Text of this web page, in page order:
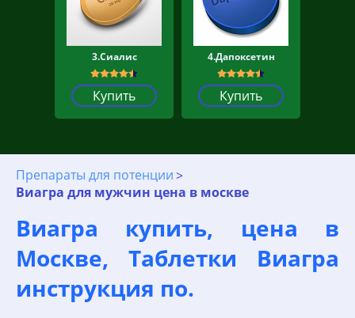
3.Сиалис
Купить
4.Дапоксетин
Купить
Препараты для потенции
Виагра для мужчин цена в москве
Виагра купить, цена в
Москве, Таблетки Виагра
инструкция по.